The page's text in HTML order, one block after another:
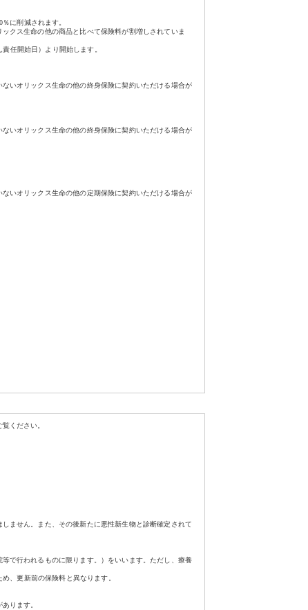
に削減されます。
クス生命の他の商品と比べて保険料が割増しされていま
任開始日）より開始します。
いオリックス生命の他の終身保険に契約いただける場合が
いオリックス生命の他の終身保険に契約いただける場合が
いオリックス生命の他の定期保険に契約いただける場合が
ください。
ません。また、その後新たに悪性新生物と診断確定されて
で行われるものに限ります。）をいいます。ただし、療養
、更新前の保険料と異なります。
ります。